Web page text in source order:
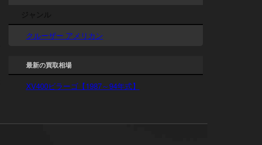
クルーザー アメリカン
最新の買取相場
XV400ビラーゴ【1987～94年式】